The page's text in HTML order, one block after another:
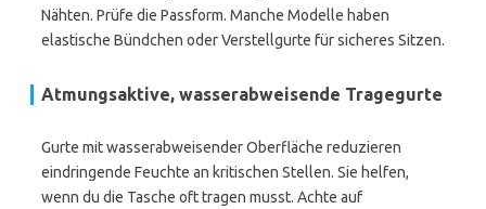
Nähten. Prüfe die Passform. Manche Modelle haben
elastische Bündchen oder Verstellgurte für sicheres Sitzen.
Atmungsaktive, wasserabweisende Tragegurte
Gurte mit wasserabweisender Oberfläche reduzieren
eindringende Feuchte an kritischen Stellen. Sie helfen,
wenn du die Tasche oft tragen musst. Achte auf